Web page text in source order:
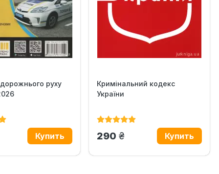
руху
Кримінальний кодекс
України
290 грн.